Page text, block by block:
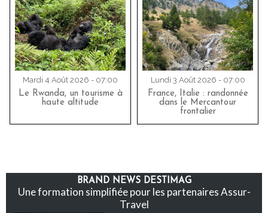
Mardi 4 Août 2026 - 07:00
Le Rwanda, un tourisme à
haute altitude
Lundi 3 Août 2026 - 07:00
France, Italie : randonnée
dans le Mercantour
frontalier
BRAND NEWS DESTIMAG
Une formation simplifiée pour les partenaires Assur-
Travel